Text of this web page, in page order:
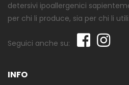
detersivi ipoallergenici
per chi li produce, sia per chi li
Seguici anche su:
INFO